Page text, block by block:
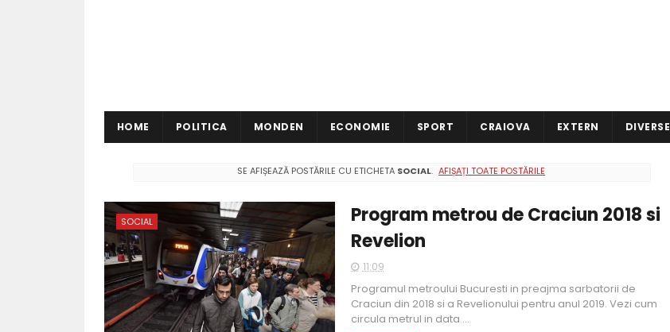
HOME POLITICA MONDEN ECONOMIE SPORT CRAIOVA EXTERN DIVERSE
SE AFIȘEAZĂ POSTĂRILE CU ETICHETA SOCIAL. AFIȘAȚI TOATE POSTĂRILE
SOCIAL
Program metrou de Craciun 2018 si
Revelion
11:09
Programul metroului Bucuresti in preajma sarbatorii de
Craciun din 2018 si a Revelionului pentru anul 2019. Vezi cum
circula metrul in data ...